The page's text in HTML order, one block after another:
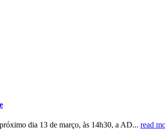
dia 13 de março, às 14h30, a AD... read